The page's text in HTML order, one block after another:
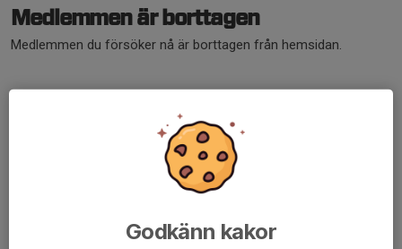
Medlemmen är borttagen
Medlemmen du försöker nå är borttagen från hemsidan.
Godkänn kakor